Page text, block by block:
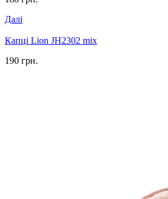
Далі
Капці Lion JH2302 mix
190 грн.